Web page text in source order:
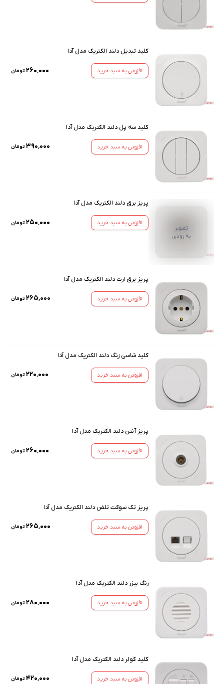
کلید تبدیل دلند الکتریک مدل آدا
افزودن به سبد خرید ۲۶۰٬۰۰۰ تومان
کلید سه پل دلند الکتریک مدل آدا
افزودن به سبد خرید ۳۹۰٬۰۰۰ تومان
تصویر
به زودی
پریز برق دلند الکتریک مدل آدا
افزودن به سبد خرید ۲۵۰٬۰۰۰ تومان
پریز برق ارت دلند الکتریک مدل آدا
افزودن به سبد خرید ۲۶۵٬۰۰۰ تومان
کلید شاسی زنگ دلند الکتریک مدل آدا
افزودن به سبد خرید ۲۲۰٬۰۰۰ تومان
پریز آنتن دلند الکتریک مدل آدا
افزودن به سبد خرید ۲۶۰٬۰۰۰ تومان
پریز تک سوکت تلفن دلند الکتریک مدل آدا
افزودن به سبد خرید ۲۶۵٬۰۰۰ تومان
زنگ بیزر دلند الکتریک مدل آدا
افزودن به سبد خرید ۲۸۰٬۰۰۰ تومان
کلید کولر دلند الکتریک مدل آدا
افزودن به سبد خرید ۴۲۰٬۰۰۰ تومان